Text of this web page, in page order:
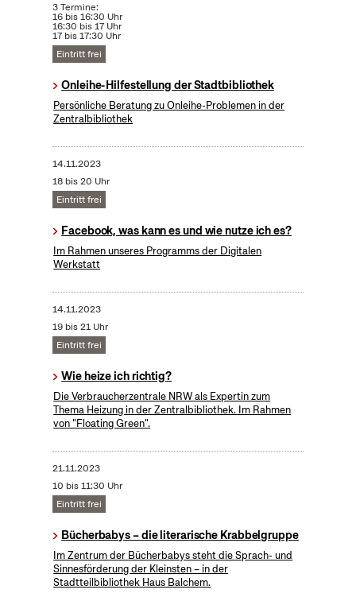
3 Termine:
16 bis 16:30 Uhr
16:30 bis 17 Uhr
17 bis 17:30 Uhr
Eintritt frei
Onleihe-Hilfestellung der Stadtbibliothek
Persönliche Beratung zu Onleihe-Problemen in der
Zentralbibliothek
14.11.2023
18 bis 20 Uhr
Eintritt frei
Facebook, was kann es und wie nutze ich es?
Im Rahmen unseres Programms der Digitalen
Werkstatt
14.11.2023
19 bis 21 Uhr
Eintritt frei
Wie heize ich richtig?
Die Verbraucherzentrale NRW als Expertin zum
Thema Heizung in der Zentralbibliothek. Im Rahmen
von "Floating Green".
21.11.2023
10 bis 11:30 Uhr
Eintritt frei
Bücherbabys – die literarische Krabbelgruppe
Im Zentrum der Bücherbabys steht die Sprach- und
Sinnesförderung der Kleinsten – in der
Stadtteilbibliothek Haus Balchem.